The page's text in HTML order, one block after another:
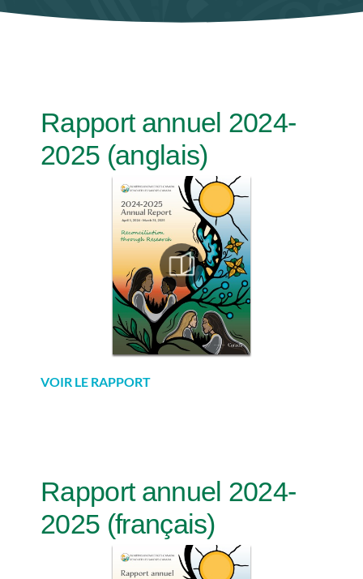
Rapport annuel 2024-
2025 (anglais)
VOIR LE RAPPORT
Rapport annuel 2024-
2025 (français)